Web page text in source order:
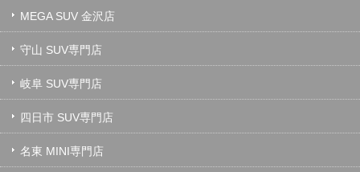
MEGA SUV 金沢店
守山 SUV専門店
岐阜 SUV専門店
四日市 SUV専門店
名東 MINI専門店